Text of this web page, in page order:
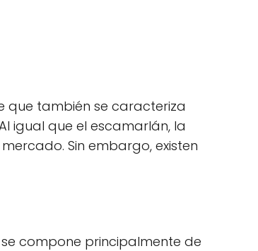
que también se caracteriza
igual que el escamarlán, la
Sin embargo, existen
compone principalmente de